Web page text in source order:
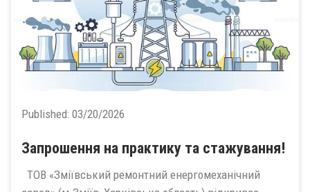
Published: 03/20/2026
Запрошення на практику та стажування!
ТОВ «Зміївський ремонтний енергомеханічний